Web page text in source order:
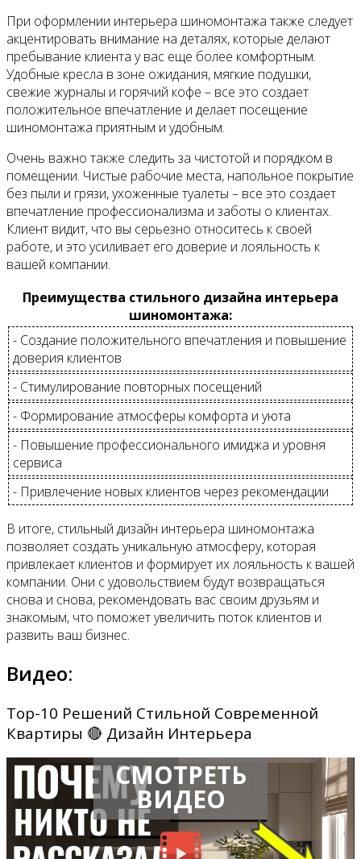
При оформлении интерьера шиномонтажа также следует
акцентировать внимание на деталях, которые делают
пребывание клиента у вас еще более комфортным.
Удобные кресла в зоне ожидания, мягкие подушки,
свежие журналы и горячий кофе – все это создает
положительное впечатление и делает посещение
шиномонтажа приятным и удобным.
Очень важно также следить за чистотой и порядком в
помещении. Чистые рабочие места, напольное покрытие
без пыли и грязи, ухоженные туалеты – все это создает
впечатление профессионализма и заботы о клиентах.
Клиент видит, что вы серьезно относитесь к своей
работе, и это усиливает его доверие и лояльность к
вашей компании.
Преимущества стильного дизайна интерьера
шиномонтажа:
- Создание положительного впечатления и повышение
доверия клиентов
- Стимулирование повторных посещений
- Формирование атмосферы комфорта и уюта
- Повышение профессионального имиджа и уровня
сервиса
- Привлечение новых клиентов через рекомендации
В итоге, стильный дизайн интерьера шиномонтажа
позволяет создать уникальную атмосферу, которая
привлекает клиентов и формирует их лояльность к вашей
компании. Они с удовольствием будут возвращаться
снова и снова, рекомендовать вас своим друзьям и
знакомым, что поможет увеличить поток клиентов и
развить ваш бизнес.
Видео:
Top-10 Решений Стильной Современной
Квартиры 🔴 Дизайн Интерьера
СМОТРЕТЬ
ВИДЕО